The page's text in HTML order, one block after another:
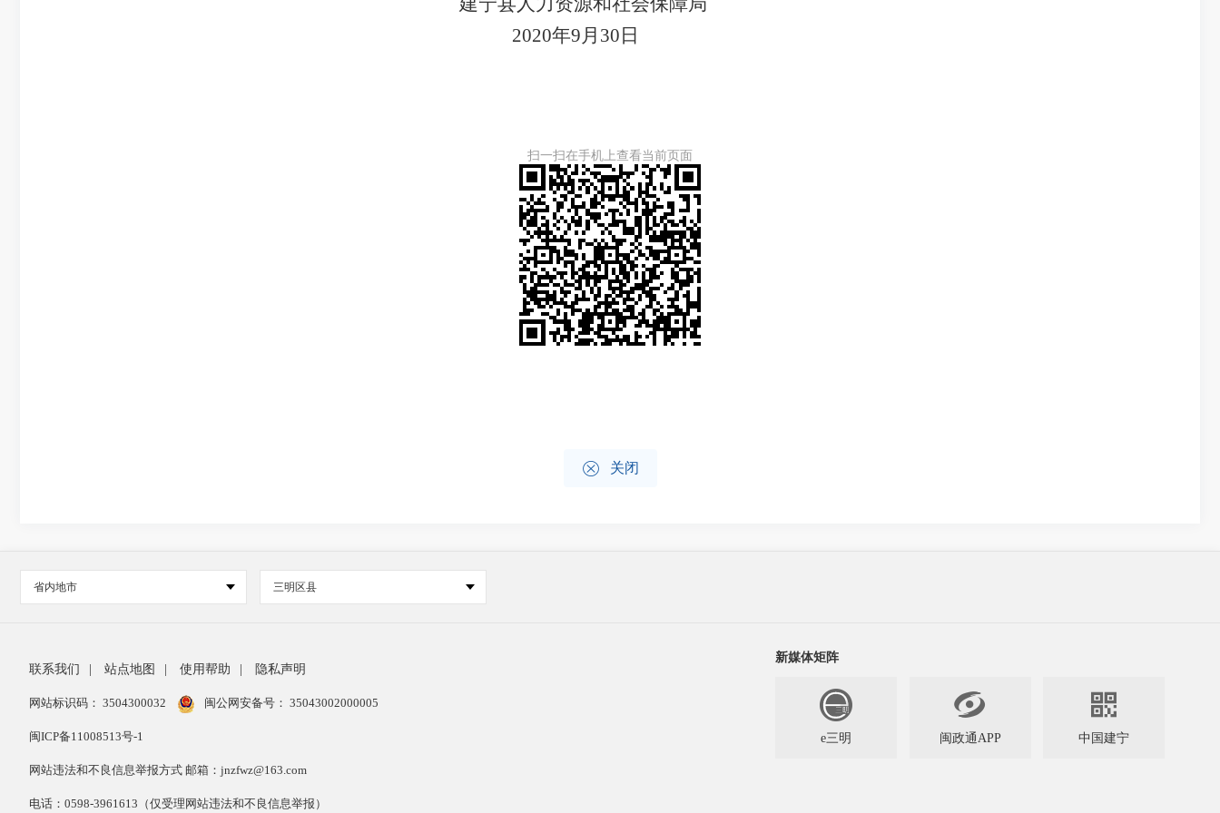
2020年9月 30 日
扫一扫在手机上查看当前页面
 关闭
省内地市 三明区县
联系我们 站点地图 使用帮助 隐私声明
网站标识码： 3504300032 闽公网安备号： 35043002000005
闽ICP备11008513号-1
网站违法和不良信息举报方式 邮箱：jnzfwz@163.com
电话：0598-3961613（仅受理网站违法和不良信息举报）
新媒体矩阵
e三明

闽政通APP

中国建宁